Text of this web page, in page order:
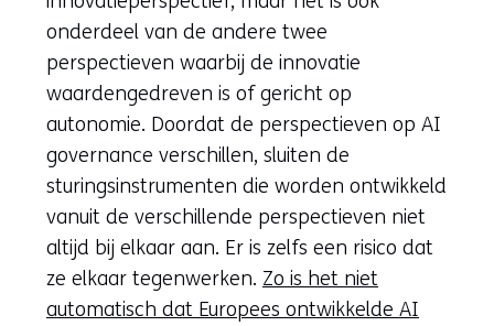
onderdeel van de andere twee
perspectieven waarbij de innovatie
waardengedreven is of gericht op
autonomie. Doordat de perspectieven op AI
governance verschillen, sluiten de
sturingsinstrumenten die worden ontwikkeld
vanuit de verschillende perspectieven niet
altijd bij elkaar aan. Er is zelfs een risico dat
ze elkaar tegenwerken. Zo is het niet
automatisch dat Europees ontwikkelde AI